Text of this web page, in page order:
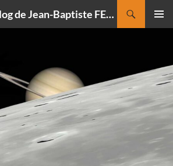
CIELMANIA : le blog de Jean-Baptiste FELDMANN, photographe du ciel